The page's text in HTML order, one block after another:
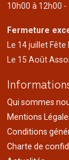
10h00 à 12h00
Fermeture
Le 14 juillet
Le 15 Août
Qui sommes
Mentions
Conditions
Charte de